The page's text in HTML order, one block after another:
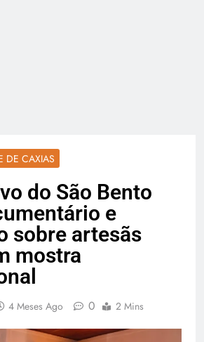
DE CAXIAS
do São Bento
e
sobre artesãs
mostra
4 Meses Ago 0 2 Mins